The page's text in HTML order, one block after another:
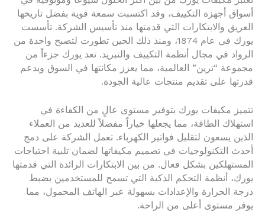
أسواق أجهزة التكييف، وقد اكتسبت سمعة قوية بفضل تاريخها
العريق والابتكارات التي قدمتها منذ تأسيس الشركة. تأسست
يورك في عام 1874، ومنذ ذلك الحين تطورت لتصبح واحدة من
الرواد في مجال أنظمة التكييف والتبريد. تعد يورك جزءاً من
مجموعة “ترين” العالمية، مما يعزز مكانتها في السوق ويدعم
قدرتها على تقديم منتجات عالية الجودة.
تتميز مكيفات يورك بتوفير مستوى عالٍ من الكفاءة في
استهلاك الطاقة، مما يجعلها خياراً مفضلاً للعديد من العملاء
الذين يسعون لتقليل فواتير الكهرباء. تعمل الشركة على دمج
أحدث التكنولوجيات في تصميم مكيفاتها لضمان تلبية احتياجات
المستهلكين بشكل فعال. من بين الابتكارات الرائدة التي قدمتها
يورك، أنظمة التحكم الذكية التي تسمح للمستخدمين بضبط
درجة الحرارة والإعدادات بسهولة عبر الهاتف المحمول، مما
يوفر مستوى أعلى من الراحة.